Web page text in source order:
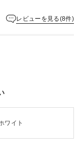
レビューを見る(8件)
ワイト